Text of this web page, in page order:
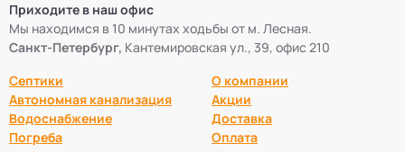
Приходите в наш офис
Мы находимся в 10 минутах ходьбы от м. Лесная.
Санкт-Петербург, Кантемировская ул., 39, офис 210
Септики
Автономная канализация
Водоснабжение
Погреба
О компании
Акции
Доставка
Оплата